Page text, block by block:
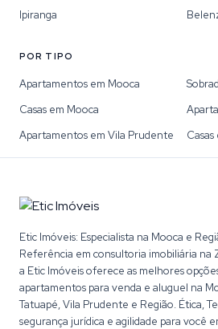
Ipiranga
POR TIPO
Apartamentos em Mooca
Casas em Mooca
Apartamentos em Vila Prudente
Etic Imóveis: Especialista na Mooca e
Referência em consultoria imobiliária na
a Etic Imóveis oferece as melhores
apartamentos para venda e aluguel na
Tatuapé, Vila Prudente e Região. Ética,
segurança jurídica e agilidade para você